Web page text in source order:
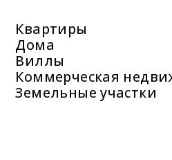
Квартиры
Дома
Виллы
Коммерческая
Земельные участки